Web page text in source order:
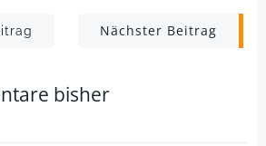
Post
navigation
Nächster Beitrag
bisher